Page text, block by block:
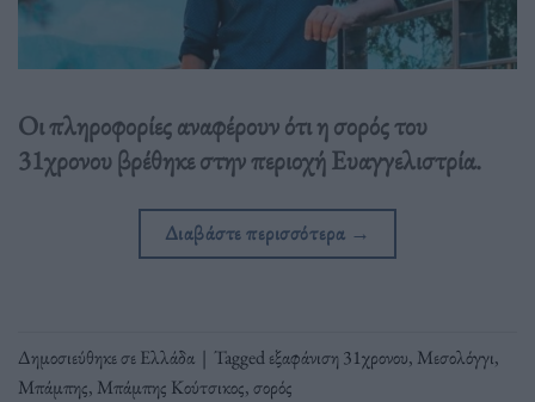
Οι πληροφορίες αναφέρουν ότι η σορός του
31χρονου βρέθηκε στην περιοχή Ευαγγελιστρία.
Διαβάστε περισσότερα →
Δημοσιεύθηκε σεΕλλάδα | Taggedεξαφάνιση 31χρονου, Μεσολόγγι,
Μπάμπης, Μπάμπης Κούτσικος,σορός